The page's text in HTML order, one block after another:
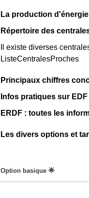
La production
Répertoire des
Il existe diverses
ListeCentralesProches
Principaux chiffres
Infos pratiques sur
ERDF : toutes les
Les divers options et